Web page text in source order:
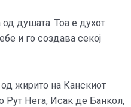
од душата. Тоа е духот
и го создава секој
жирито на Канскиот
Рут Нега, Исак де Банкол,